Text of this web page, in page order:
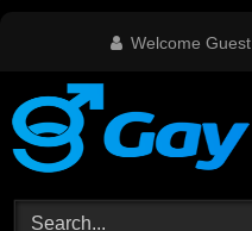
Welcome Guest